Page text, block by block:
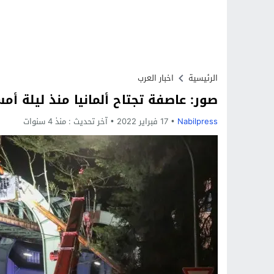
الرئيسية اخبار العرب
صور: عاصفة تجتاح ألمانيا منذ ليلة
Nabilpress 17 فبراير 2022 آخر تحديث : منذ 4 سنوات